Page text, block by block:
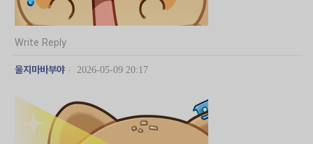
Write Reply
울지마바부야 2026-05-09 20:17